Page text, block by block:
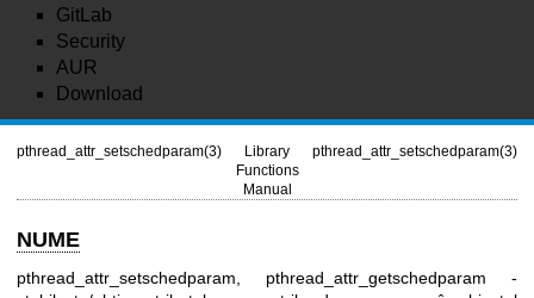
GitLab
Security
AUR
Download
pthread_attr_setschedparam(3)
Library
Functions
Manual
pthread_attr_setschedparam(3)
NUME
pthread_attr_setschedparam, pthread_attr_getschedparam -